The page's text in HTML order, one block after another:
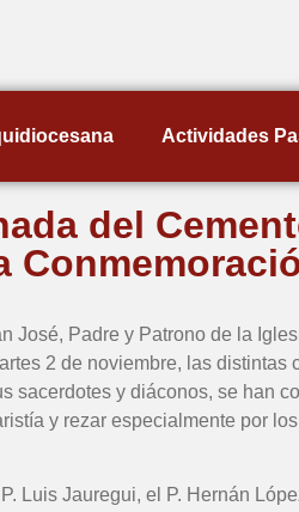
Actividades
del
José, Padre y Patrono de la
2 de noviembre, las
sacerdotes y diáconos, se han
y rezar especialmente por
Luis Jauregui, el P. Hernán